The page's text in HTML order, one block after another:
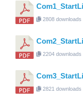
2808 downloads
2204 downloads
2821 downloads